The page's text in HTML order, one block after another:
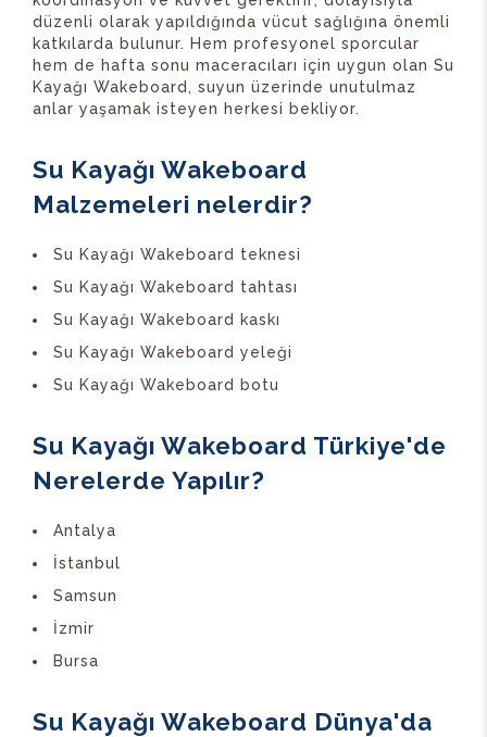
düzenli olarak yapıldığında vücut sağlığına önemli
katkılarda bulunur. Hem profesyonel sporcular
hem de hafta sonu maceracıları için uygun olan Su
Kayağı Wakeboard, suyun üzerinde unutulmaz
anlar yaşamak isteyen herkesi bekliyor.
Su Kayağı Wakeboard
Malzemeleri nelerdir?
Su Kayağı Wakeboard teknesi
Su Kayağı Wakeboard tahtası
Su Kayağı Wakeboard kaskı
Su Kayağı Wakeboard yeleği
Su Kayağı Wakeboard botu
Su Kayağı Wakeboard Türkiye'de
Nerelerde Yapılır?
Antalya
İstanbul
Samsun
İzmir
Bursa
Su Kayağı Wakeboard Dünya'da